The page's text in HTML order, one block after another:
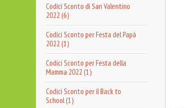
Codici Sconto di San Valentino
2022 (6)
Codici Sconto per Festa del Papà
2022 (1)
Codici Sconto per Festa della
Mamma 2022 (1)
Codici Sconto per il Back to
School (1)